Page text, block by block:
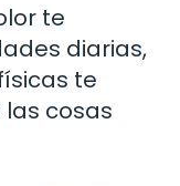
te
diarias,
te
cosas